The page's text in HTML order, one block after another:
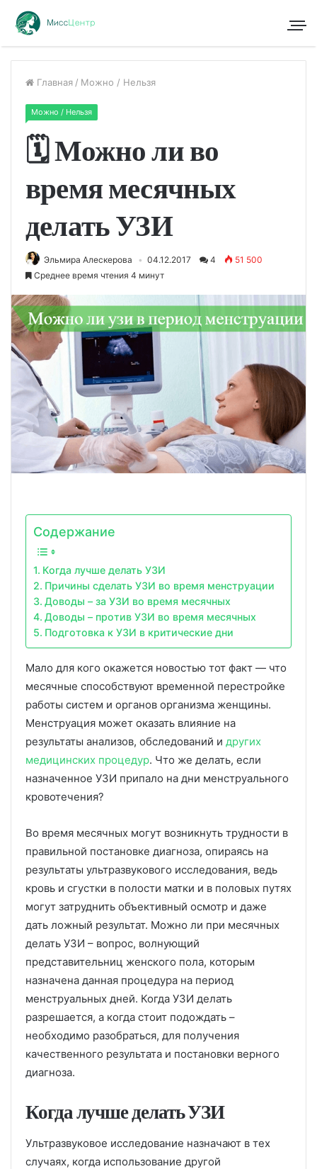
Главная / Можно / Нельзя
Можно / Нельзя
🗓 Можно ли во
время месячных
делать УЗИ
Эльмира Алескерова 04.12.2017 4
51 500
Среднее время чтения 4 минут
Содержание
Когда лучше делать УЗИ
Причины сделать УЗИ во время менструации
Доводы – за УЗИ во время месячных
Доводы – против УЗИ во время месячных
Подготовка к УЗИ в критические дни
Мало для кого окажется новостью тот факт — что
месячные способствуют временной перестройке
работы систем и органов организма женщины.
Менструация может оказать влияние на
результаты анализов, обследований и других
медицинских процедур. Что же делать, если
назначенное УЗИ припало на дни менструального
кровотечения?
Во время месячных могут возникнуть трудности в
правильной постановке диагноза, опираясь на
результаты ультразвукового исследования, ведь
кровь и сгустки в полости матки и в половых путях
могут затруднить объективный осмотр и даже
дать ложный результат. Можно ли при месячных
делать УЗИ – вопрос, волнующий
представительниц женского пола, которым
назначена данная процедура на период
менструальных дней. Когда УЗИ делать
разрешается, а когда стоит подождать –
необходимо разобраться, для получения
качественного результата и постановки верного
диагноза.
Когда лучше делать УЗИ
Ультразвуковое исследование назначают в тех
случаях, когда использование другой